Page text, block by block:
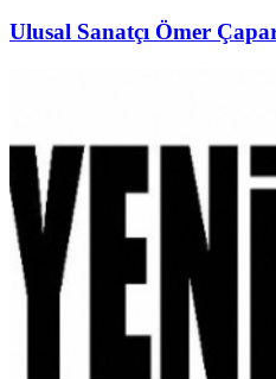
Ulusal Sanatçı Ömer